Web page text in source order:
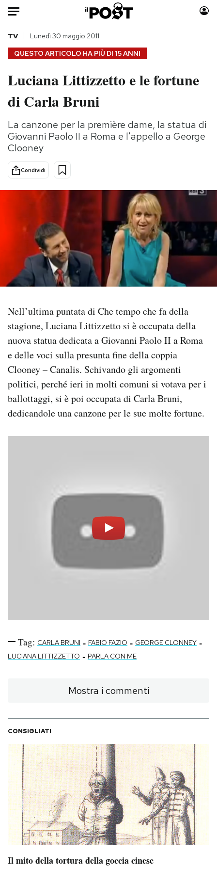
HOME
Italia
Politica
Tecnologia
Internet
Scienza
Cultura
Economia
Moda
Storie/Idee
Ok Boomer!
Mondiali calcio 2026
PODCAST
NEWSLETTER
SHOP
CALENDARIO
AREA PERSONALE
Area Personale
QUESTO ARTICOLO HA PIÙ DI 15 ANNI
TV Lunedì 30 maggio 2011
Luciana Littizzetto e le fortune
di Carla Bruni
La canzone per la première dame, la statua di
Giovanni Paolo II a Roma e l'appello a George
Clooney
Condividi
Nell’ultima puntata di Che tempo che fa della
stagione, Luciana Littizzetto si è occupata della
nuova statua dedicata a Giovanni Paolo II a Roma
e delle voci sulla presunta fine della coppia
Clooney – Canalis. Schivando gli argomenti
politici, perché ieri in molti comuni si votava per i
ballottaggi, si è poi occupata di Carla Bruni,
dedicandole una canzone per le sue molte fortune.
Tag: CARLA BRUNI - FABIO FAZIO - GEORGE CLONNEY -
LUCIANA LITTIZZETTO - PARLA CON ME
Mostra i commenti
CONSIGLIATI
Il mito della tortura della goccia cinese